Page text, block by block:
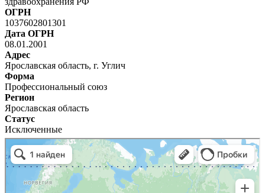
ОГРН
1037602801301
Дата ОГРН
08.01.2001
Адрес
Ярославская область, г. Углич
Форма
Профессиональный союз
Регион
Ярославская область
Статус
Исключенные